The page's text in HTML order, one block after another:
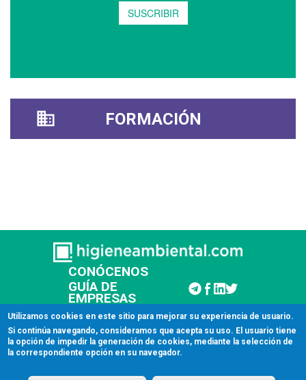
FORMACIÓN
CONÓCENOS
GUÍA DE
EMPRESAS
CONTACTAR
© 2026 Higiene Ambiental
Aviso legal
Utilizamos cookies en este sitio para mejorar su experiencia de usuario.
Si continúa navegando, consideramos que acepta su uso. El usuario tiene
la opción de impedir la generación de cookies, mediante la selección de
la correspondiente opción en su navegador.